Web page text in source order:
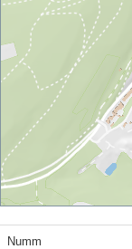
Numm